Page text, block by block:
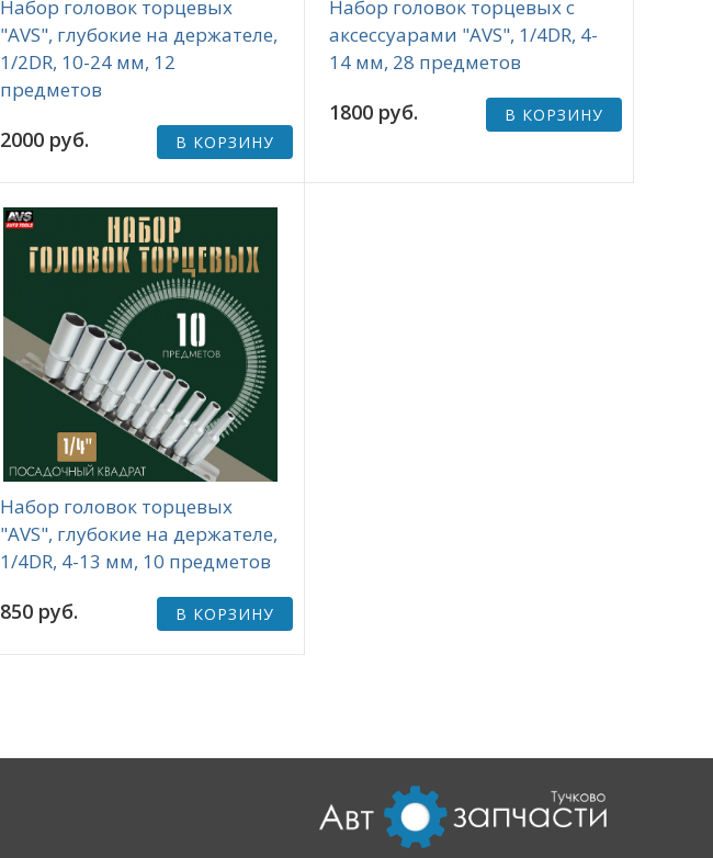
Набор головок торцевых
"AVS", глубокие на держателе,
1/2DR, 10-24 мм, 12
предметов
2000 руб. В КОРЗИНУ
Набор головок торцевых с
аксессуарами "AVS", 1/4DR, 4-
14 мм, 28 предметов
1800 руб. В КОРЗИНУ
Набор головок торцевых
"AVS", глубокие на держателе,
1/4DR, 4-13 мм, 10 предметов
850 руб. В КОРЗИНУ